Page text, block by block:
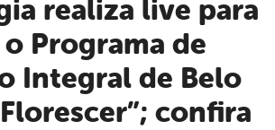
realiza live para
Programa de
Integral de Belo
confira